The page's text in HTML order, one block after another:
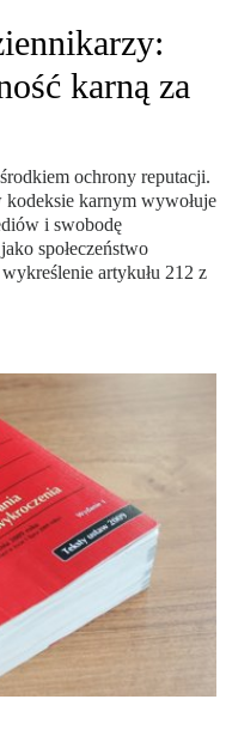
karną za
ochrony reputacji.
kodeksie karnym wywołuje
i swobodę
społeczeństwo
artykułu 212 z